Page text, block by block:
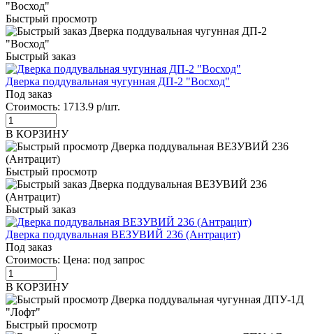
Быстрый просмотр
Быстрый заказ
Дверка поддувальная чугунная ДП-2 "Восход"
Под заказ
Стоимость: 1713.9 р/шт.
В КОРЗИНУ
Быстрый просмотр
Быстрый заказ
Дверка поддувальная ВЕЗУВИЙ 236 (Антрацит)
Под заказ
Стоимость: Цена: под запрос
В КОРЗИНУ
Быстрый просмотр